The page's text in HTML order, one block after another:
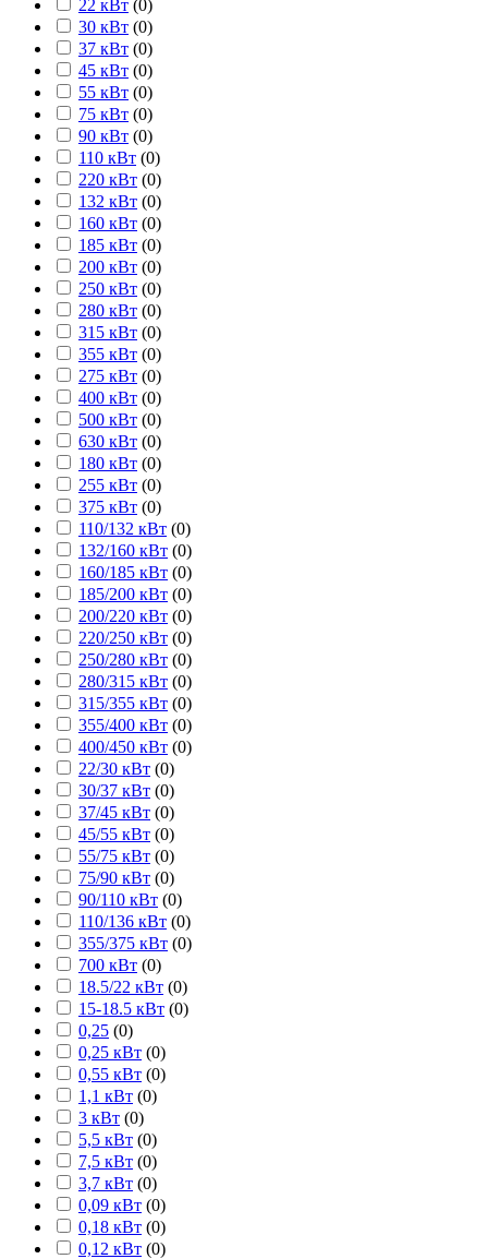
22 кВт (0)
30 кВт (0)
37 кВт (0)
45 кВт (0)
55 кВт (0)
75 кВт (0)
90 кВт (0)
110 кВт (0)
220 кВт (0)
132 кВт (0)
160 кВт (0)
185 кВт (0)
200 кВт (0)
250 кВт (0)
280 кВт (0)
315 кВт (0)
355 кВт (0)
275 кВт (0)
400 кВт (0)
500 кВт (0)
630 кВт (0)
180 кВт (0)
255 кВт (0)
375 кВт (0)
110/132 кВт (0)
132/160 кВт (0)
160/185 кВт (0)
185/200 кВт (0)
200/220 кВт (0)
220/250 кВт (0)
250/280 кВт (0)
280/315 кВт (0)
315/355 кВт (0)
355/400 кВт (0)
400/450 кВт (0)
22/30 кВт (0)
30/37 кВт (0)
37/45 кВт (0)
45/55 кВт (0)
55/75 кВт (0)
75/90 кВт (0)
90/110 кВт (0)
110/136 кВт (0)
355/375 кВт (0)
700 кВт (0)
18.5/22 кВт (0)
15-18.5 кВт (0)
0,25 (0)
0,25 кВт (0)
0,55 кВт (0)
1,1 кВт (0)
3 кВт (0)
5,5 кВт (0)
7,5 кВт (0)
3,7 кВт (0)
0,09 кВт (0)
0,18 кВт (0)
0,12 кВт (0)